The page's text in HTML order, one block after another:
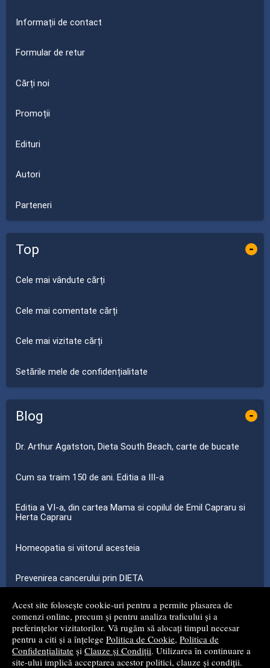
Acest site folosește cookie-uri pentru a permite plasarea de
comenzi online, precum și pentru analiza traficului și a
preferințelor vizitatorilor. Vă rugăm să alocați timpul necesar
pentru a citi și a înțelege Politica de Cookie, Politica de
Confidențialitate și Clauze și Condiții. Utilizarea în continuare a
site-ului implică acceptarea acestor politici, clauze și condiții.
Informații de contact
Formular de retur
Cărți noi
Promoții
Edituri
Autori
Parteneri
Top -
Cele mai vândute cărți
Cele mai comentate cărți
Cele mai vizitate cărți
Setările mele de confidențialitate
Blog -
Dr. Arthur Agatston, Dieta South Beach, carte de bucate
Cum sa traim 150 de ani. Editia a III-a
Editia a VI-a, din cartea Mama si copilul de Emil Capraru si
Herta Capraru
Homeopatia si viitorul acesteia
Prevenirea cancerului prin DIETA
...toate știrile
© 2008 - 2026S.C. MG NET DISTRIBUTION S.R.L.
Magazin onlinecreat deVital Soft